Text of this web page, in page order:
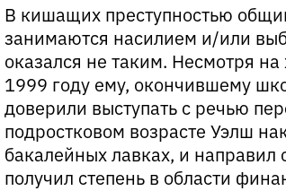
В кишащих преступностью
занимаются насилием и/или
оказался не таким. Несмотря
1999 году ему, окончившему
доверили выступать с речью
подростковом возрасте Уэлш
бакалейных лавках, и
получил степень в области